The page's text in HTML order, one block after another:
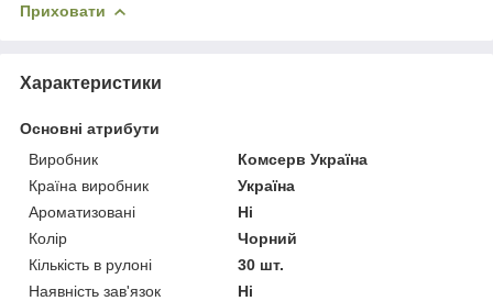
Приховати
Характеристики
Основні атрибути
Виробник
Комсерв Україна
Країна виробник
Україна
Ароматизовані
Ні
Колір
Чорний
Кількість в рулоні
30 шт.
Наявність зав'язок
Ні